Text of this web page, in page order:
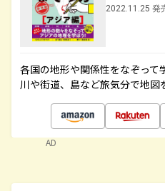
2022.11.25 発
各国の地形や関係性をなぞって
川や街道、島など旅気分で地図
AD